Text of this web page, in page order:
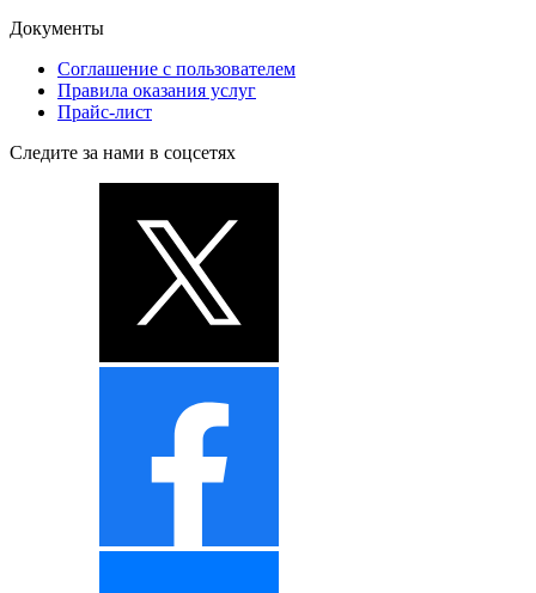
Документы
Соглашение с пользователем
Правила оказания услуг
Прайс-лист
Следите за нами в соцсетях